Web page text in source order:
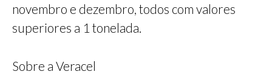
novembro e dezembro, todos com valores
superiores a 1 tonelada.
‎Sobre a Veracel